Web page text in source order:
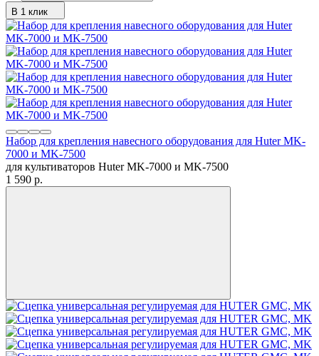
В 1 клик
Набор для крепления навесного оборудования для Huter MK-
7000 и MK-7500
для культиваторов Huter MK-7000 и MK-7500
1 590 p.